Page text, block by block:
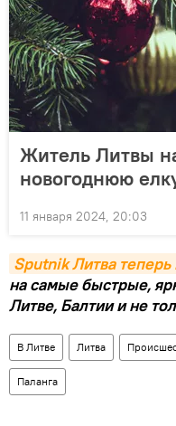
Житель Литвы
новогоднюю
11 января 2024, 20:03
Sputnik Литва теперь
на самые быстрые,
Литве, Балтии и не
В Литве Литва
Паланга